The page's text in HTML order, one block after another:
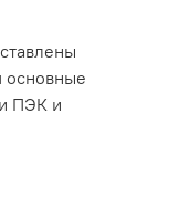
основные
ПЭК и